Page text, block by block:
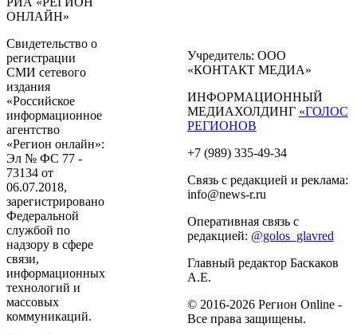
ОНЛАЙН»
Свидетельство о
регистрации
СМИ сетевого
издания
«Российское
информационное
агентство
«Регион онлайн»:
Эл № ФС 77 -
73134 от
06.07.2018,
зарегистрировано
Федеральной
службой по
надзору в сфере
связи,
информационных
технологий и
массовых
коммуникаций.
Учредитель: ООО
«КОНТАКТ МЕДИА»
ИНФОРМАЦИОННЫЙ
МЕДИАХОЛДИНГ «ГОЛОС
РЕГИОНОВ
+7 (989) 335-49-34
Связь с редакцией и реклама:
info@news-r.ru
Оперативная связь с
редакцией: @golos_glavred
Главный редактор Баскаков
А.Е.
© 2016-2026 Регион Online -
Все права защищены.